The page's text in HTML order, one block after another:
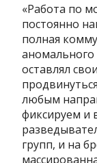
«Работа по
постоянно
полная
аномального
оставлял
любым
фиксируем и
групп, и на